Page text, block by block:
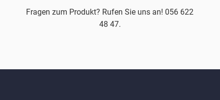
Fragen zum Produkt? Rufen Sie uns an! 056 622
48 47.